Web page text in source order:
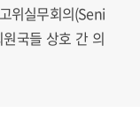
위실무회의(Seni
국들 상호 간 의